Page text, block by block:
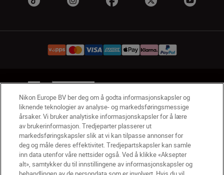
NO Nikon Sites
Kontakt oss Personvernerklæring
Bruksvilkår
Vilkår og betingelser for Nikon Store
Erklæring Om Informasjonskapsler
Tilgjengelighet
Innstillinger for informasjonskapsler
© 2026 Nikon
Nikon Europe BV ber deg om å godta informasjonskapsler og
liknende teknologier av analyse- og markedsføringsmessige
årsaker. Vi bruker analytiske informasjonskapsler for å lære
av brukerinformasjon. Tredjeparter plasserer ut
markedsføringskapsler slik at vi kan tilpasse annonser for
deg og måle deres effektivitet. Tredjepartskapsler kan samle
inn data utenfor våre nettsider også. Ved å klikke «Aksepter
alt», samtykker du til innstillingene av informasjonskapsler og